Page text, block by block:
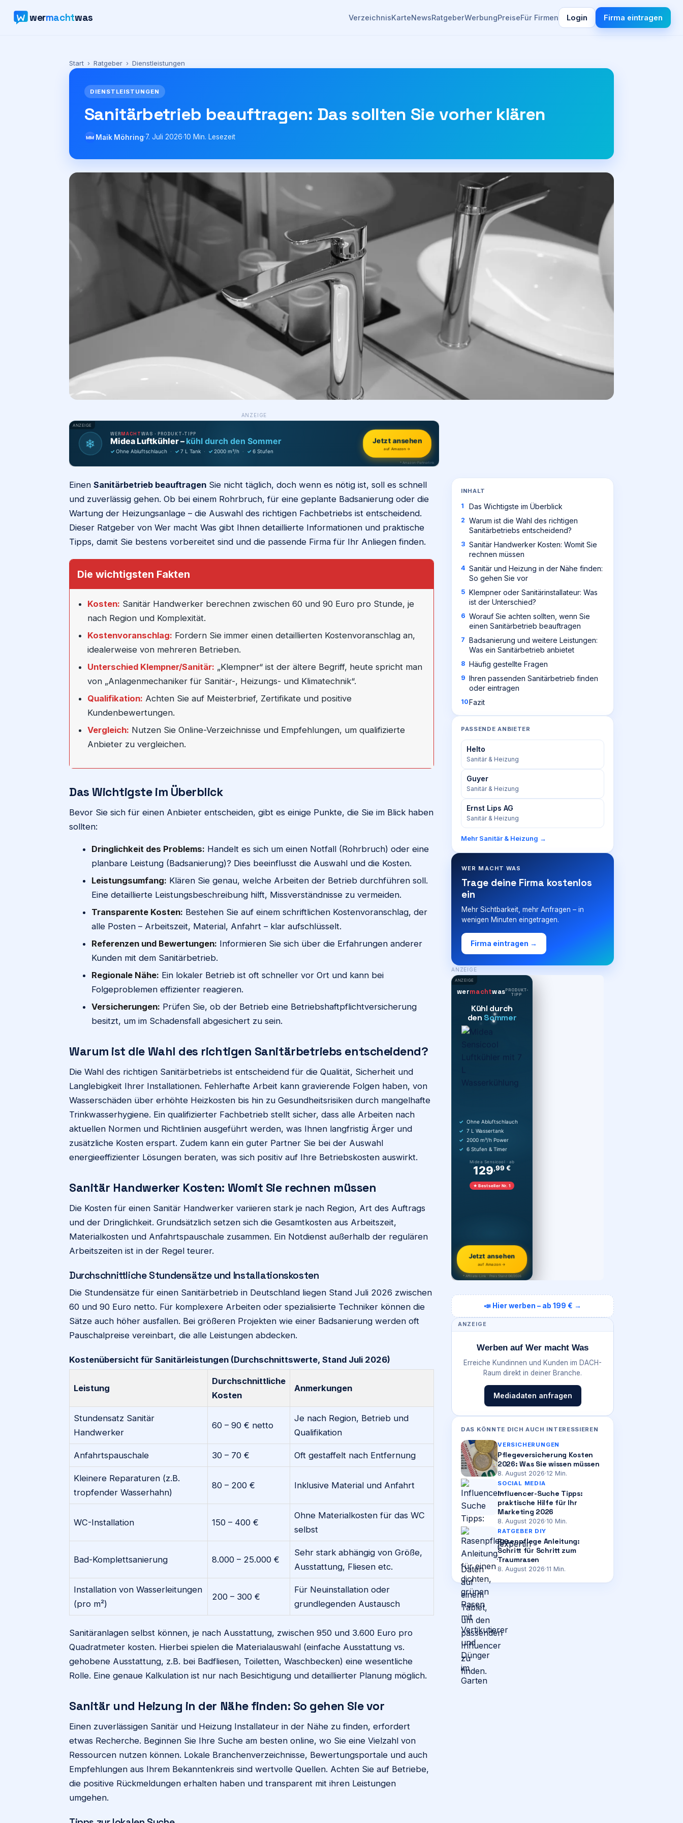
wermachtwas VerzeichnisKarteNewsRatgeberWerbungPreiseFür Firmen Login Firma eintragen
Start › Ratgeber › Dienstleistungen
DIENSTLEISTUNGEN
Sanitärbetrieb beauftragen: Das sollten Sie vorher klären
MM Maik Möhring·7. Juli 2026·10 Min. Lesezeit
ANZEIGE
ANZEIGE
❄
WERMACHTWAS · PRODUKT-TIPP
Midea Luftkühler – kühl durch den Sommer
✓ Ohne Abluftschlauch · ✓ 7 L Tank · ✓ 2000 m³/h · ✓ 6 Stufen
Jetzt ansehen
auf Amazon →
* Amazon-Partnerlink
Einen Sanitärbetrieb beauftragen Sie nicht täglich, doch wenn es nötig ist, soll es schnell
und zuverlässig gehen. Ob bei einem Rohrbruch, für eine geplante Badsanierung oder die
Wartung der Heizungsanlage – die Auswahl des richtigen Fachbetriebs ist entscheidend.
Dieser Ratgeber von Wer macht Was gibt Ihnen detaillierte Informationen und praktische
Tipps, damit Sie bestens vorbereitet sind und die passende Firma für Ihr Anliegen finden.
Die wichtigsten Fakten
Kosten: Sanitär Handwerker berechnen zwischen 60 und 90 Euro pro Stunde, je
nach Region und Komplexität.
Kostenvoranschlag: Fordern Sie immer einen detaillierten Kostenvoranschlag an,
idealerweise von mehreren Betrieben.
Unterschied Klempner/Sanitär: „Klempner“ ist der ältere Begriff, heute spricht man
von „Anlagenmechaniker für Sanitär-, Heizungs- und Klimatechnik“.
Qualifikation: Achten Sie auf Meisterbrief, Zertifikate und positive
Kundenbewertungen.
Vergleich: Nutzen Sie Online-Verzeichnisse und Empfehlungen, um qualifizierte
Anbieter zu vergleichen.
Das Wichtigste im Überblick
Bevor Sie sich für einen Anbieter entscheiden, gibt es einige Punkte, die Sie im Blick haben
sollten:
Dringlichkeit des Problems: Handelt es sich um einen Notfall (Rohrbruch) oder eine
planbare Leistung (Badsanierung)? Dies beeinflusst die Auswahl und die Kosten.
Leistungsumfang: Klären Sie genau, welche Arbeiten der Betrieb durchführen soll.
Eine detaillierte Leistungsbeschreibung hilft, Missverständnisse zu vermeiden.
Transparente Kosten: Bestehen Sie auf einem schriftlichen Kostenvoranschlag, der
alle Posten – Arbeitszeit, Material, Anfahrt – klar aufschlüsselt.
Referenzen und Bewertungen: Informieren Sie sich über die Erfahrungen anderer
Kunden mit dem Sanitärbetrieb.
Regionale Nähe: Ein lokaler Betrieb ist oft schneller vor Ort und kann bei
Folgeproblemen effizienter reagieren.
Versicherungen: Prüfen Sie, ob der Betrieb eine Betriebshaftpflichtversicherung
besitzt, um im Schadensfall abgesichert zu sein.
Warum ist die Wahl des richtigen Sanitärbetriebs entscheidend?
Die Wahl des richtigen Sanitärbetriebs ist entscheidend für die Qualität, Sicherheit und
Langlebigkeit Ihrer Installationen. Fehlerhafte Arbeit kann gravierende Folgen haben, von
Wasserschäden über erhöhte Heizkosten bis hin zu Gesundheitsrisiken durch mangelhafte
Trinkwasserhygiene. Ein qualifizierter Fachbetrieb stellt sicher, dass alle Arbeiten nach
aktuellen Normen und Richtlinien ausgeführt werden, was Ihnen langfristig Ärger und
zusätzliche Kosten erspart. Zudem kann ein guter Partner Sie bei der Auswahl
energieeffizienter Lösungen beraten, was sich positiv auf Ihre Betriebskosten auswirkt.
Sanitär Handwerker Kosten: Womit Sie rechnen müssen
Die Kosten für einen Sanitär Handwerker variieren stark je nach Region, Art des Auftrags
und der Dringlichkeit. Grundsätzlich setzen sich die Gesamtkosten aus Arbeitszeit,
Materialkosten und Anfahrtspauschale zusammen. Ein Notdienst außerhalb der regulären
Arbeitszeiten ist in der Regel teurer.
Durchschnittliche Stundensätze und Installationskosten
Die Stundensätze für einen Sanitärbetrieb in Deutschland liegen Stand Juli 2026 zwischen
60 und 90 Euro netto. Für komplexere Arbeiten oder spezialisierte Techniker können die
Sätze auch höher ausfallen. Bei größeren Projekten wie einer Badsanierung werden oft
Pauschalpreise vereinbart, die alle Leistungen abdecken.
Kostenübersicht für Sanitärleistungen (Durchschnittswerte, Stand Juli 2026)
Leistung
Durchschnittliche
Kosten
Anmerkungen
Stundensatz Sanitär
Handwerker
60 – 90 € netto
Je nach Region, Betrieb und
Qualifikation
Anfahrtspauschale 30 – 70 € Oft gestaffelt nach Entfernung
Kleinere Reparaturen (z.B.
tropfender Wasserhahn)
80 – 200 € Inklusive Material und Anfahrt
WC-Installation 150 – 400 €
Ohne Materialkosten für das WC
selbst
Bad-Komplettsanierung 8.000 – 25.000 €
Sehr stark abhängig von Größe,
Ausstattung, Fliesen etc.
Installation von Wasserleitungen
(pro m²)
200 – 300 €
Für Neuinstallation oder
grundlegenden Austausch
Sanitäranlagen selbst können, je nach Ausstattung, zwischen 950 und 3.600 Euro pro
Quadratmeter kosten. Hierbei spielen die Materialauswahl (einfache Ausstattung vs.
gehobene Ausstattung, z.B. bei Badfliesen, Toiletten, Waschbecken) eine wesentliche
Rolle. Eine genaue Kalkulation ist nur nach Besichtigung und detaillierter Planung möglich.
Sanitär und Heizung in der Nähe finden: So gehen Sie vor
Einen zuverlässigen Sanitär und Heizung Installateur in der Nähe zu finden, erfordert
etwas Recherche. Beginnen Sie Ihre Suche am besten online, wo Sie eine Vielzahl von
Ressourcen nutzen können. Lokale Branchenverzeichnisse, Bewertungsportale und auch
Empfehlungen aus Ihrem Bekanntenkreis sind wertvolle Quellen. Achten Sie auf Betriebe,
die positive Rückmeldungen erhalten haben und transparent mit ihren Leistungen
umgehen.
INHALT
Das Wichtigste im Überblick
Warum ist die Wahl des richtigen
Sanitärbetriebs entscheidend?
Sanitär Handwerker Kosten: Womit Sie
rechnen müssen
Sanitär und Heizung in der Nähe finden:
So gehen Sie vor
Klempner oder Sanitärinstallateur: Was
ist der Unterschied?
Worauf Sie achten sollten, wenn Sie
einen Sanitärbetrieb beauftragen
Badsanierung und weitere Leistungen:
Was ein Sanitärbetrieb anbietet
Häufig gestellte Fragen
Ihren passenden Sanitärbetrieb finden
oder eintragen
Fazit
PASSENDE ANBIETER
Helto
Sanitär & Heizung
Guyer
Sanitär & Heizung
Ernst Lips AG
Sanitär & Heizung
Mehr Sanitär & Heizung →
WER MACHT WAS
Trage deine Firma kostenlos
ein
Mehr Sichtbarkeit, mehr Anfragen – in
wenigen Minuten eingetragen.
Firma eintragen →
ANZEIGE
ANZEIGE
wermachtwasPRODUKT-
TIPP
Kühl durch
den Sommer
Ohne Abluftschlauch
7 L Wassertank
2000 m³/h Power
6 Stufen & Timer
Midea Sensicool · ab
129,99 €
★ Bestseller Nr. 1
Jetzt ansehen
auf Amazon →
* Affiliate-Link · Preis Stand 06/2026
📣 Hier werben – ab 199 € →
ANZEIGE
Werben auf Wer macht Was
Erreiche Kundinnen und Kunden im DACH-
Raum direkt in deiner Branche.
Mediadaten anfragen
DAS KÖNNTE DICH AUCH INTERESSIEREN
VERSICHERUNGEN
Pflegeversicherung Kosten
2026: Was Sie wissen müssen
8. August 2026·12 Min.
SOCIAL MEDIA
Influencer-Suche Tipps:
praktische Hilfe für Ihr
Marketing 2026
8. August 2026·10 Min.
RATGEBER DIY
Rasenpflege Anleitung:
Schritt für Schritt zum
Traumrasen
8. August 2026·11 Min.